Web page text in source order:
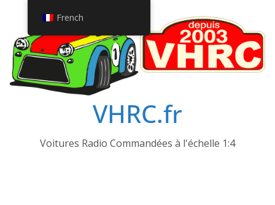
contenu
VHRC.fr
Voitures Radio Commandées à l'échelle 1:4
French